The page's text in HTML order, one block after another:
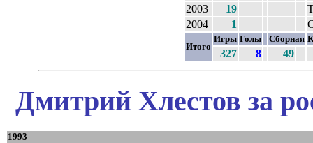
2003
19
2004
1
Итого
Игры Голы Сборная
327 8 49
Дмитрий Хлестов за
1993